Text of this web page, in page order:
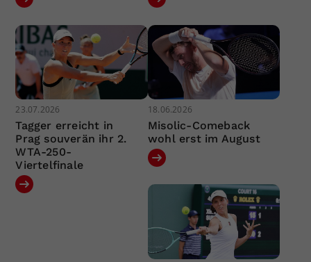
23.07.2026
Tagger erreicht in
Prag souverän ihr 2.
WTA-250-
Viertelfinale
18.06.2026
Misolic-Comeback
wohl erst im August